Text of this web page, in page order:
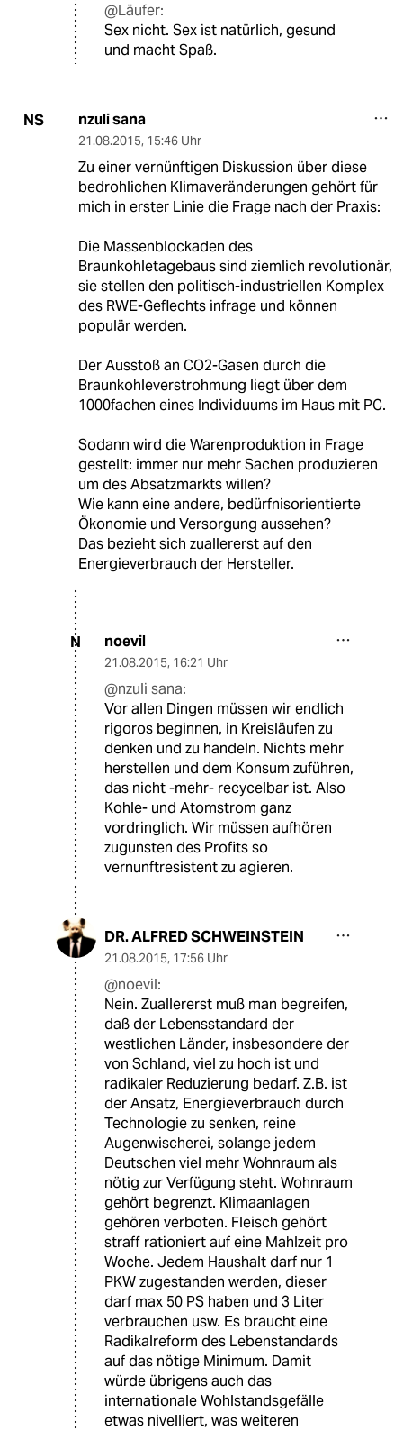
@Läufer:
Sex nicht. Sex ist natürlich, gesund
und macht Spaß.
NS nzuli sana
21.08.2015, 15:46 Uhr
Zu einer vernünftigen Diskussion über diese
bedrohlichen Klimaveränderungen gehört für
mich in erster Linie die Frage nach der Praxis:
Die Massenblockaden des
Braunkohletagebaus sind ziemlich revolutionär,
sie stellen den politisch-industriellen Komplex
des RWE-Geflechts infrage und können
populär werden.
Der Ausstoß an CO2-Gasen durch die
Braunkohleverstrohmung liegt über dem
1000fachen eines Individuums im Haus mit PC.
Sodann wird die Warenproduktion in Frage
gestellt: immer nur mehr Sachen produzieren
um des Absatzmarkts willen?
Wie kann eine andere, bedürfnisorientierte
Ökonomie und Versorgung aussehen?
Das bezieht sich zuallererst auf den
Energieverbrauch der Hersteller.
N noevil
21.08.2015, 16:21 Uhr
@nzuli sana:
Vor allen Dingen müssen wir endlich
rigoros beginnen, in Kreisläufen zu
denken und zu handeln. Nichts mehr
herstellen und dem Konsum zuführen,
das nicht -mehr- recycelbar ist. Also
Kohle- und Atomstrom ganz
vordringlich. Wir müssen aufhören
zugunsten des Profits so
vernunftresistent zu agieren.
DR. ALFRED SCHWEINSTEIN
21.08.2015, 17:56 Uhr
@noevil:
Nein. Zuallererst muß man begreifen,
daß der Lebensstandard der
westlichen Länder, insbesondere der
von Schland, viel zu hoch ist und
radikaler Reduzierung bedarf. Z.B. ist
der Ansatz, Energieverbrauch durch
Technologie zu senken, reine
Augenwischerei, solange jedem
Deutschen viel mehr Wohnraum als
nötig zur Verfügung steht. Wohnraum
gehört begrenzt. Klimaanlagen
gehören verboten. Fleisch gehört
straff rationiert auf eine Mahlzeit pro
Woche. Jedem Haushalt darf nur 1
PKW zugestanden werden, dieser
darf max 50 PS haben und 3 Liter
verbrauchen usw. Es braucht eine
Radikalreform des Lebenstandards
auf das nötige Minimum. Damit
würde übrigens auch das
internationale Wohlstandsgefälle
etwas nivelliert, was weiteren